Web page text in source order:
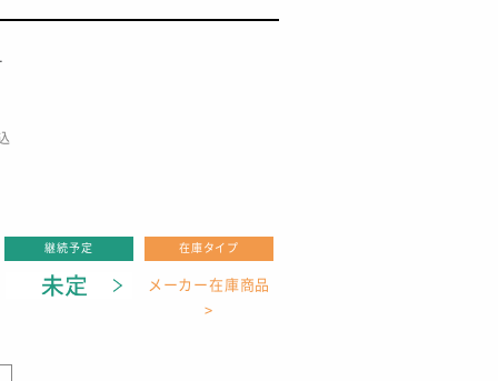
継続予定 在庫タイプ
メーカー在庫商品
>